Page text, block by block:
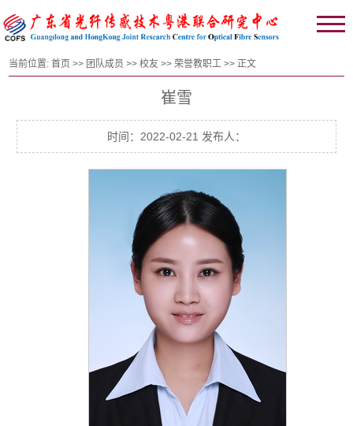
当前位置:首页 >> 团队成员 >>校友 >>荣誉教职工 >> 正文
崔雪
时间：2022-02-21 发布人：